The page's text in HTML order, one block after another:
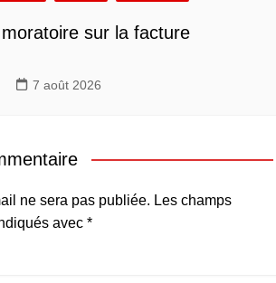
sur la facture
7 août 2026
ne sera pas publiée. Les champs
avec *